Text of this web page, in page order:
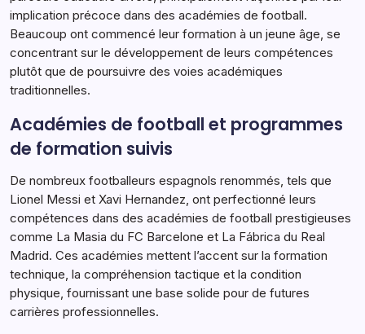
implication précoce dans des académies de football.
Beaucoup ont commencé leur formation à un jeune âge, se
concentrant sur le développement de leurs compétences
plutôt que de poursuivre des voies académiques
traditionnelles.
Académies de football et programmes
de formation suivis
De nombreux footballeurs espagnols renommés, tels que
Lionel Messi et Xavi Hernandez, ont perfectionné leurs
compétences dans des académies de football prestigieuses
comme La Masia du FC Barcelone et La Fábrica du Real
Madrid. Ces académies mettent l’accent sur la formation
technique, la compréhension tactique et la condition
physique, fournissant une base solide pour de futures
carrières professionnelles.